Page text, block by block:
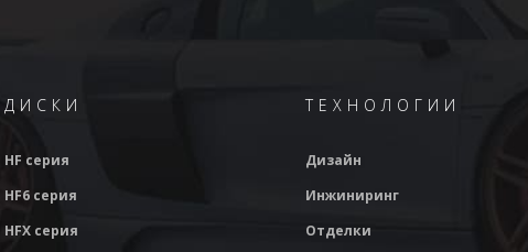
ДИСКИ
HF серия
HF6 серия
HFX серия
ТЕХНОЛОГИИ
Дизайн
Инжиниринг
Отделки